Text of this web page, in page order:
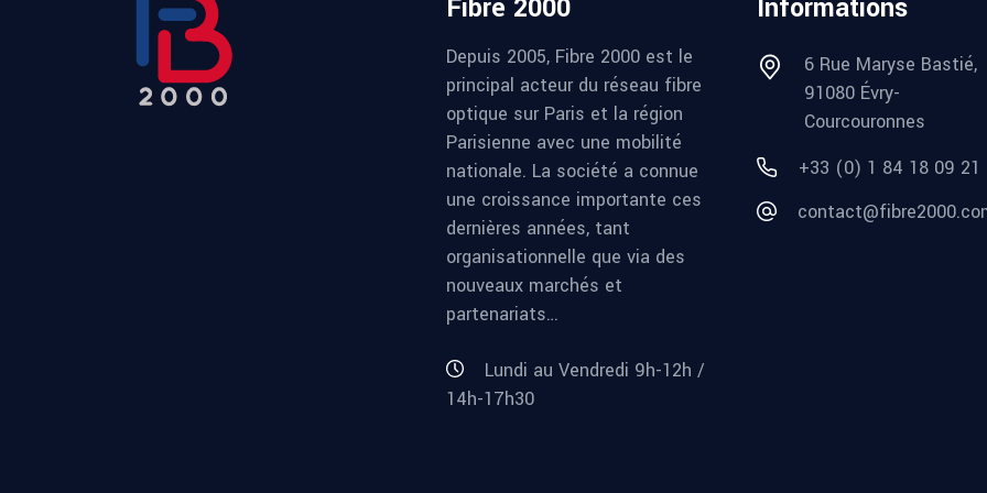
Fibre 2000
Depuis 2005, Fibre 2000 est le
principal acteur du réseau fibre
optique sur Paris et la région
Parisienne avec une mobilité
nationale. La société a connue
une croissance importante ces
dernières années, tant
organisationnelle que via des
nouveaux marchés et
partenariats…
Lundi au Vendredi 9h-12h /
14h-17h30
Informations
6 Rue Maryse Bastié,
91080 Évry-
Courcouronnes
+33 (0) 1 84 18 09 21